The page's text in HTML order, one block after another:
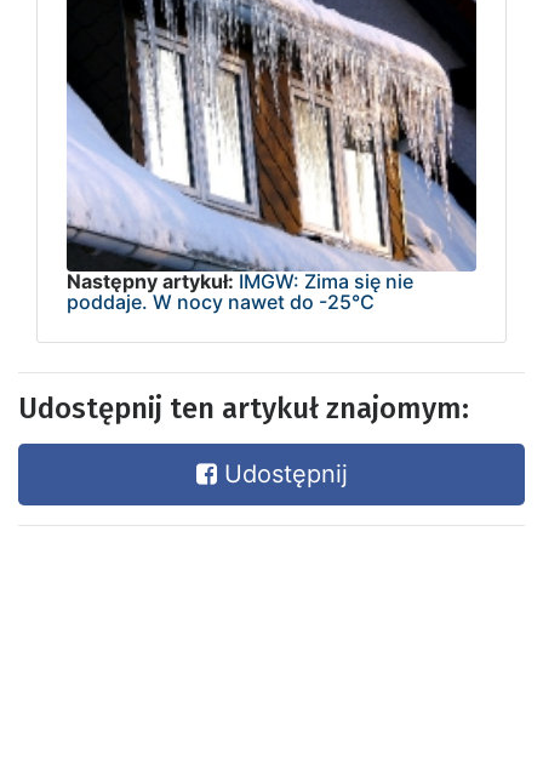
Następny artykuł: IMGW: Zima się nie
poddaje. W nocy nawet do -25°C
Udostępnij ten artykuł znajomym:
Udostępnij